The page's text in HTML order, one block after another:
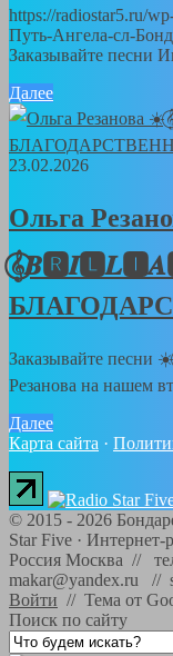
https://radiostar5.ru/
Путь-Ангела-сл-
Заказывайте песни
Далее
23.02.2026
Ольга
Заказывайте
Резанова на нашем
Далее
Карта сайта ·
© 2015 - 2026
Star Five · Интернет-
Россия Москва //
makar@yandex.ru //
Войти // Тема от
Поиск по сайту